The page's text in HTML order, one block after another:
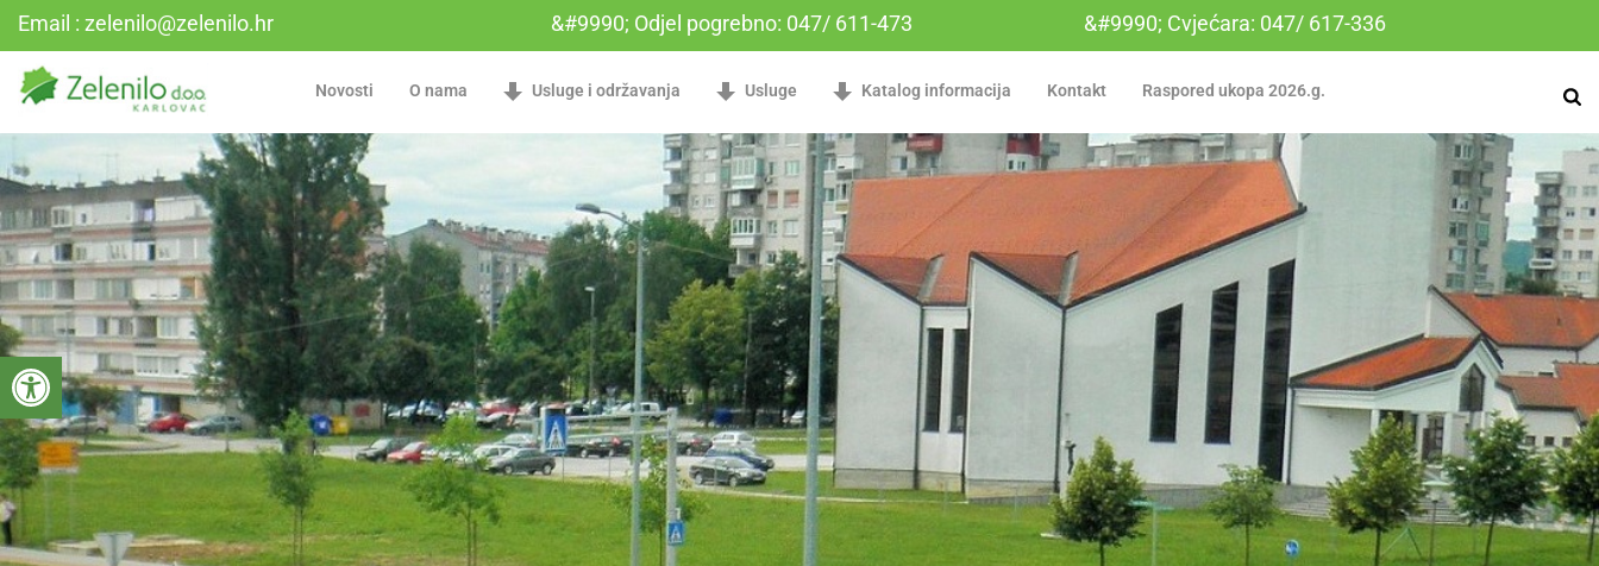
Open toolbar
Email : zelenilo@zelenilo.hr &#9990; Odjel pogrebno: 047/ 611-473 &#9990; Cvjećara: 047/ 617-336
Novosti O nama Usluge i održavanja Usluge Katalog informacija Kontakt Raspored ukopa 2026.g.